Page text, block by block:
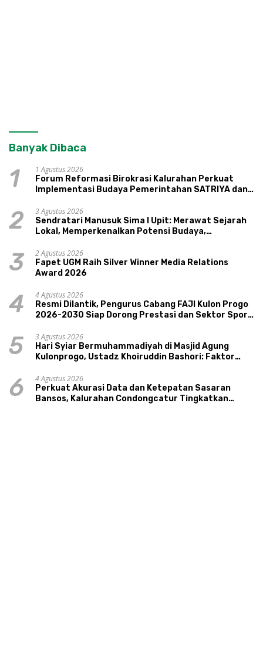
Banyak Dibaca
1
1 Agustus 2026
Forum Reformasi Birokrasi Kalurahan Perkuat
Implementasi Budaya Pemerintahan SATRIYA dan
2
3 Agustus 2026
Sendratari Manusuk Sima I Upit: Merawat Sejarah
Lokal, Memperkenalkan Potensi Budaya,
3
2 Agustus 2026
Fapet UGM Raih Silver Winner Media Relations
Award 2026
4
4 Agustus 2026
Resmi Dilantik, Pengurus Cabang FAJI Kulon Progo
2026-2030 Siap Dorong Prestasi dan Sektor Sport
5
3 Agustus 2026
Hari Syiar Bermuhammadiyah di Masjid Agung
Kulonprogo, Ustadz Khoiruddin Bashori: Faktor
6
4 Agustus 2026
Perkuat Akurasi Data dan Ketepatan Sasaran
Bansos, Kalurahan Condongcatur Tingkatkan